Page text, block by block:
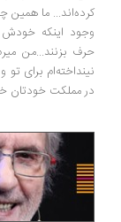
ما همین چیزها را
اینکه خودش گرجی
بزنند...من میرم رو
برای تو و
مملکت خودتان خدمت